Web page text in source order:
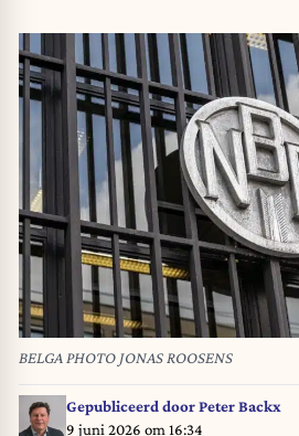
BELGA PHOTO JONAS ROOSENS
Gepubliceerd doorPeter Backx
9 juni 2026 om 16:34